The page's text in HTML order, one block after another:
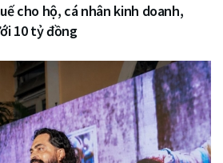
cho hộ, cá nhân kinh doanh,
10 tỷ đồng